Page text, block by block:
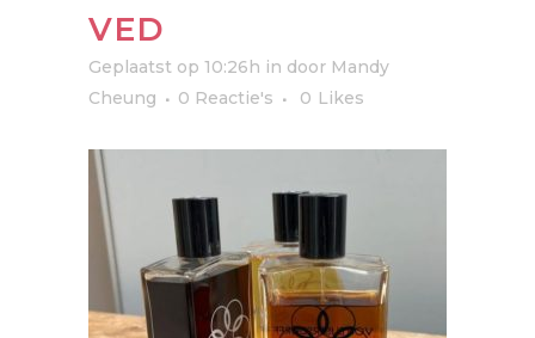
VED
Geplaatst op 10:26h in door Mandy
Cheung
0 Reactie's 0 Likes